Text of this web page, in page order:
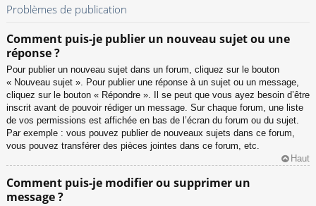
Problèmes de publication
Comment puis-je publier un nouveau sujet ou une
réponse ?
Pour publier un nouveau sujet dans un forum, cliquez sur le bouton
« Nouveau sujet ». Pour publier une réponse à un sujet ou un message,
cliquez sur le bouton « Répondre ». Il se peut que vous ayez besoin d’être
inscrit avant de pouvoir rédiger un message. Sur chaque forum, une liste
de vos permissions est affichée en bas de l’écran du forum ou du sujet.
Par exemple : vous pouvez publier de nouveaux sujets dans ce forum,
vous pouvez transférer des pièces jointes dans ce forum, etc.
Haut
Comment puis-je modifier ou supprimer un
message ?